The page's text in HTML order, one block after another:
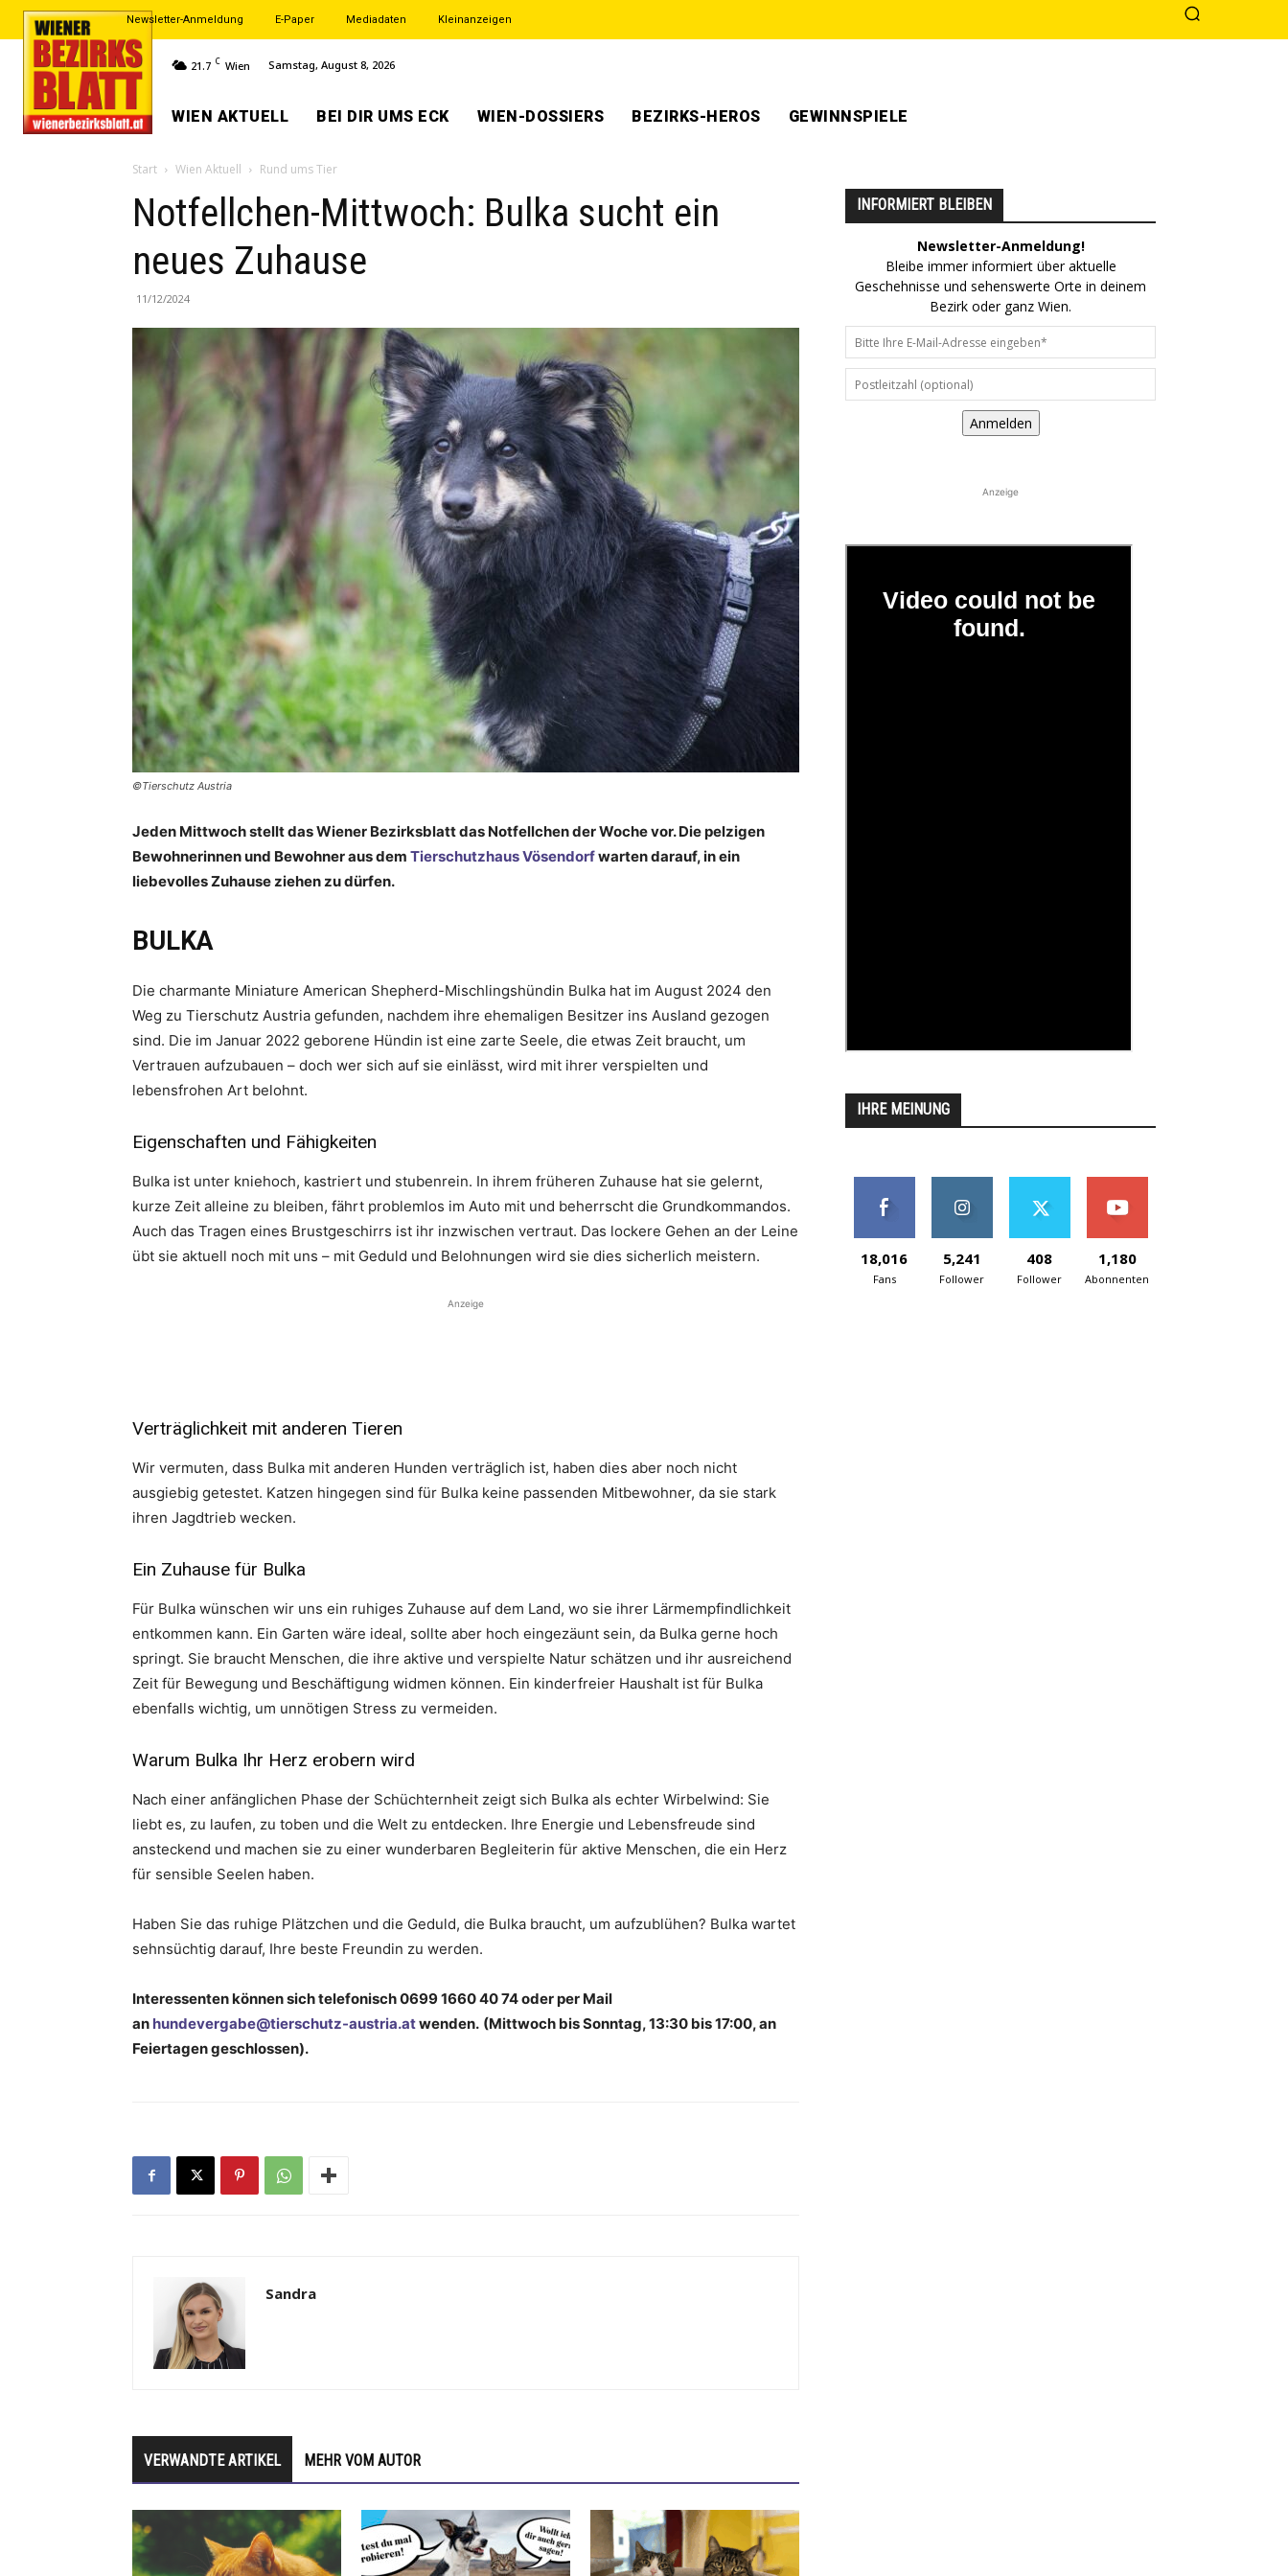
Newsletter-Anmeldung E-Paper Mediadaten Kleinanzeigen
21.7 C Wien Samstag, August 8, 2026
WIEN AKTUELL BEI DIR UMS ECK WIEN-DOSSIERS BEZIRKS-HEROS GEWINNSPIELE
Start Wien Aktuell Rund ums Tier
Notfellchen-Mittwoch: Bulka sucht ein
neues Zuhause
11/12/2024
©Tierschutz Austria
Jeden Mittwoch stellt das Wiener Bezirksblatt das Notfellchen der Woche vor. Die pelzigen
Bewohnerinnen und Bewohner aus dem Tierschutzhaus Vösendorfwarten darauf, in ein
liebevolles Zuhause ziehen zu dürfen.
BULKA
Die charmante Miniature American Shepherd-Mischlingshündin Bulka hat im August 2024 den
Weg zu Tierschutz Austria gefunden, nachdem ihre ehemaligen Besitzer ins Ausland gezogen
sind. Die im Januar 2022 geborene Hündin ist eine zarte Seele, die etwas Zeit braucht, um
Vertrauen aufzubauen – doch wer sich auf sie einlässt, wird mit ihrer verspielten und
lebensfrohen Art belohnt.
Eigenschaften und Fähigkeiten
Bulka ist unter kniehoch, kastriert und stubenrein. In ihrem früheren Zuhause hat sie gelernt,
kurze Zeit alleine zu bleiben, fährt problemlos im Auto mit und beherrscht die Grundkommandos.
Auch das Tragen eines Brustgeschirrs ist ihr inzwischen vertraut. Das lockere Gehen an der Leine
übt sie aktuell noch mit uns – mit Geduld und Belohnungen wird sie dies sicherlich meistern.
Anzeige
Verträglichkeit mit anderen Tieren
Wir vermuten, dass Bulka mit anderen Hunden verträglich ist, haben dies aber noch nicht
ausgiebig getestet. Katzen hingegen sind für Bulka keine passenden Mitbewohner, da sie stark
ihren Jagdtrieb wecken.
Ein Zuhause für Bulka
Für Bulka wünschen wir uns ein ruhiges Zuhause auf dem Land, wo sie ihrer Lärmempfindlichkeit
entkommen kann. Ein Garten wäre ideal, sollte aber hoch eingezäunt sein, da Bulka gerne hoch
springt. Sie braucht Menschen, die ihre aktive und verspielte Natur schätzen und ihr ausreichend
Zeit für Bewegung und Beschäftigung widmen können. Ein kinderfreier Haushalt ist für Bulka
ebenfalls wichtig, um unnötigen Stress zu vermeiden.
Warum Bulka Ihr Herz erobern wird
Nach einer anfänglichen Phase der Schüchternheit zeigt sich Bulka als echter Wirbelwind: Sie
liebt es, zu laufen, zu toben und die Welt zu entdecken. Ihre Energie und Lebensfreude sind
ansteckend und machen sie zu einer wunderbaren Begleiterin für aktive Menschen, die ein Herz
für sensible Seelen haben.
Haben Sie das ruhige Plätzchen und die Geduld, die Bulka braucht, um aufzublühen? Bulka wartet
sehnsüchtig darauf, Ihre beste Freundin zu werden.
Interessenten können sich telefonisch 0699 1660 40 74 oder per Mail
an hundevergabe@tierschutz-austria.atwenden. (Mittwoch bis Sonntag, 13:30 bis 17:00, an
Feiertagen geschlossen).
Sandra
VERWANDTE ARTIKEL MEHR VOM AUTOR
INFORMIERT BLEIBEN
Newsletter-Anmeldung!
Bleibe immer informiert über aktuelle
Geschehnisse und sehenswerte Orte in deinem
Bezirk oder ganz Wien.
Anmelden
Anzeige
IHRE MEINUNG
18,016
Fans
5,241
Follower
408
Follower
1,180
Abonnenten